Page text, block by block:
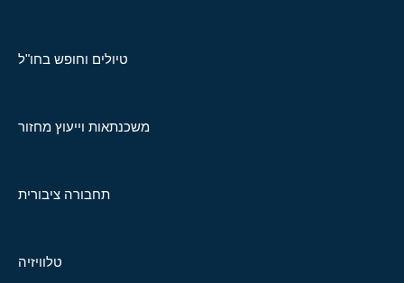
טיולים וחופש בחו"ל
משכנתאות וייעוץ מחזור
תחבורה ציבורית
טלוויזיה